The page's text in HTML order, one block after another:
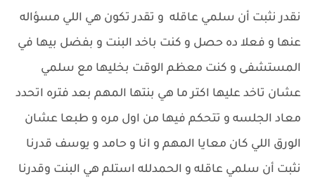
نقدر نثبت أن سلمي عاقله و تقدر تكون هي اللي مسؤاله
عنها و فعلا ده حصل و كنت باخد البنت و بفضل بيها في
المستشفى و كنت معظم الوقت بخليها مع سلمي
عشان تاخد عليها اكتر ما هي بنتها المهم بعد فتره اتحدد
معاد الجلسه و تتحكم فيها من اول مره و طبعا عشان
الورق اللي كان معايا المهم و انا و حامد و يوسف قدرنا
نثبت أن سلمي عاقله و الحمدلله استلم هي البنت وقدرنا